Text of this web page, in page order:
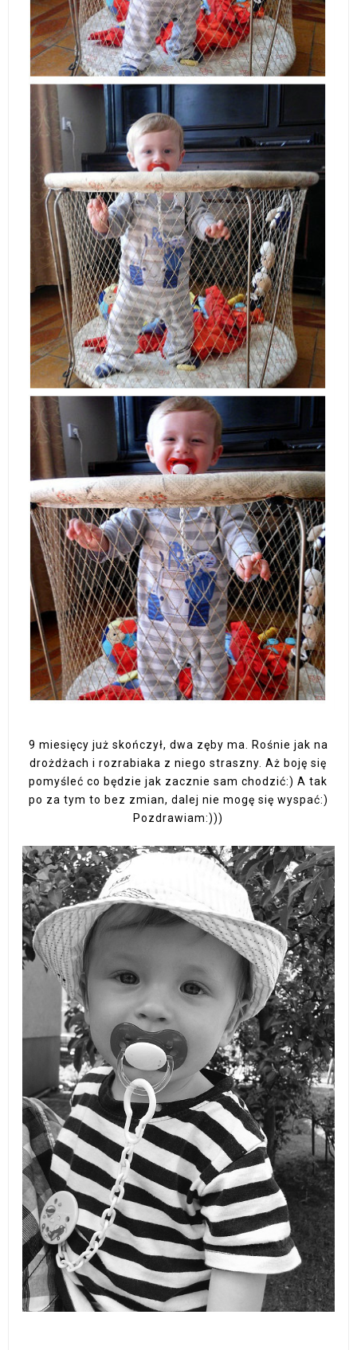
9 miesięcy już skończył, dwa zęby ma. Rośnie jak na
drożdżach i rozrabiaka z niego straszny. Aż boję się
pomyśleć co będzie jak zacznie sam chodzić:) A tak
po za tym to bez zmian, dalej nie mogę się wyspać:)
Pozdrawiam:)))